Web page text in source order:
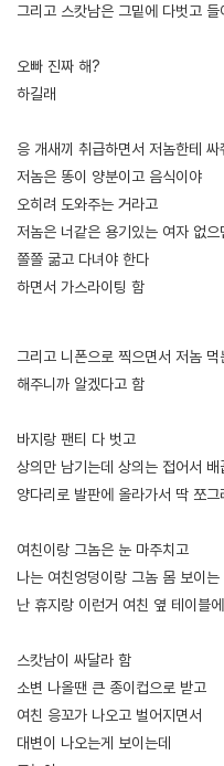
그리고 스캇남은 그밑에 다벗고 들
오빠 진짜 해?
하길래
응 개새끼 취급하면서 저놈한테 싸
저놈은 똥이 양분이고 음식이야
오히려 도와주는 거라고
저놈은 너같은 용기있는 여자 없으
쫄쫄 굶고 다녀야 한다
하면서 가스라이팅 함
그리고 니폰으로 찍으면서 저놈 먹
해주니까 알겠다고 함
바지랑 팬티 다 벗고
상의만 남기는데 상의는 접어서
양다리로 발판에 올라가서 딱 쪼그
여친이랑 그놈은 눈 마주치고
나는 여친엉덩이랑 그놈 몸 보이
난 휴지랑 이런거 여친 옆 테이블
스캇남이 싸달라 함
소변 나올땐 큰 종이컵으로 받고
여친 응꼬가 나오고 벌어지면서
대변이 나오는게 보이는데